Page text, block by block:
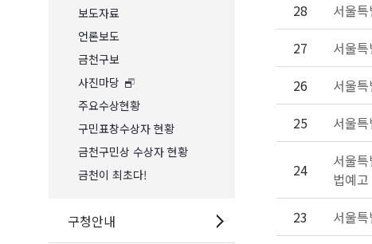
보도자료
언론보도
금천구보
사진마당
주요수상현황
구민표창수상자 현황
금천구민상 수상자 현황
금천이 최초다!
구청안내
28 서울
27
서울
26
서울
25
서울
24
서울
법예고
23 서울